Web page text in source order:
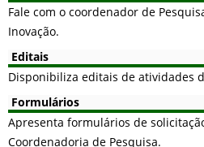
Fale com o coordenador de
Inovação.
Editais
Disponibiliza editais de atividades
Formulários
Apresenta formulários de
Coordenadoria de Pesquisa.